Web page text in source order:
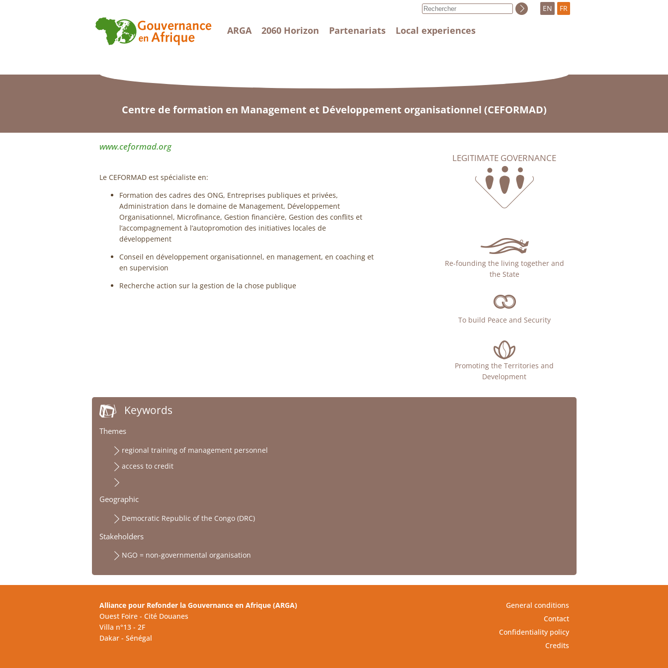
ARGA 2060 Horizon Partenariats Local experiences
EN FR
Centre de formation en Management et Développement organisationnel (CEFORMAD)
www.ceformad.org
Le CEFORMAD est spécialiste en:
Formation des cadres des ONG, Entreprises publiques et privées,
Administration dans le domaine de Management, Développement
Organisationnel, Microfinance, Gestion financière, Gestion des conflits et
l’accompagnement à l’autopromotion des initiatives locales de
développement
Conseil en développement organisationnel, en management, en coaching et
en supervision
Recherche action sur la gestion de la chose publique
LEGITIMATE GOVERNANCE
Re-founding the living together and
the State
To build Peace and Security
Promoting the Territories and
Development
Keywords
Themes
regional training of management personnel
access to credit
Geographic
Democratic Republic of the Congo (DRC)
Stakeholders
NGO = non-governmental organisation
Alliance pour Refonder la Gouvernance en Afrique (ARGA)
Ouest Foire - Cité Douanes
Villa n°13 - 2F
Dakar - Sénégal
General conditions
Contact
Confidentiality policy
Credits